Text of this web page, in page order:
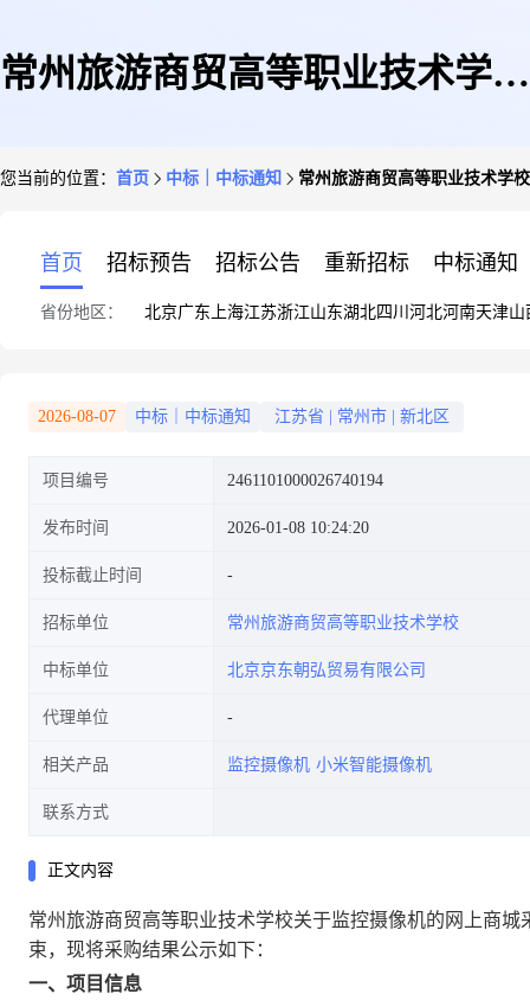
常州旅游商贸高等职业技术学校
您当前的位置： 首页 中标｜中标通知 常州旅游商贸高等职业技术学
首页 招标预告 招标公告 重新招标 中标通知
省份地区： 北京广东 上海江苏浙江山东湖北四川 河北河南天津山
2026-08-07 中标｜中标通知 江苏省 常州市 新北区
项目编号 2461101000026740194
发布时间 2026-01-08 10:24:20
投标截止时间
招标单位 常州旅游商贸高等职业技术学校
中标单位 北京京东朝弘贸易有限公司
代理单位
相关产品 监控摄像机 小米智能摄像机
联系方式
正文内容
常州旅游商贸高等职业技术学校关于监控摄像机的网上商城
束，现将采购结果公示如下：
一、项目信息